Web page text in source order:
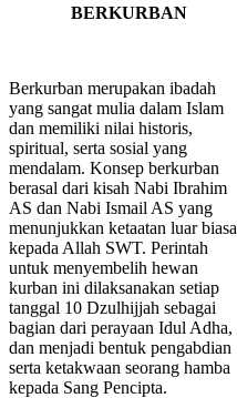
BERKURBAN
Berkurban merupakan ibadah
yang sangat mulia dalam Islam
dan memiliki nilai historis,
spiritual, serta sosial yang
mendalam. Konsep berkurban
berasal dari kisah Nabi Ibrahim
AS dan Nabi Ismail AS yang
menunjukkan ketaatan luar biasa
kepada Allah SWT. Perintah
untuk menyembelih hewan
kurban ini dilaksanakan setiap
tanggal 10 Dzulhijjah sebagai
bagian dari perayaan Idul Adha,
dan menjadi bentuk pengabdian
serta ketakwaan seorang hamba
kepada Sang Pencipta.